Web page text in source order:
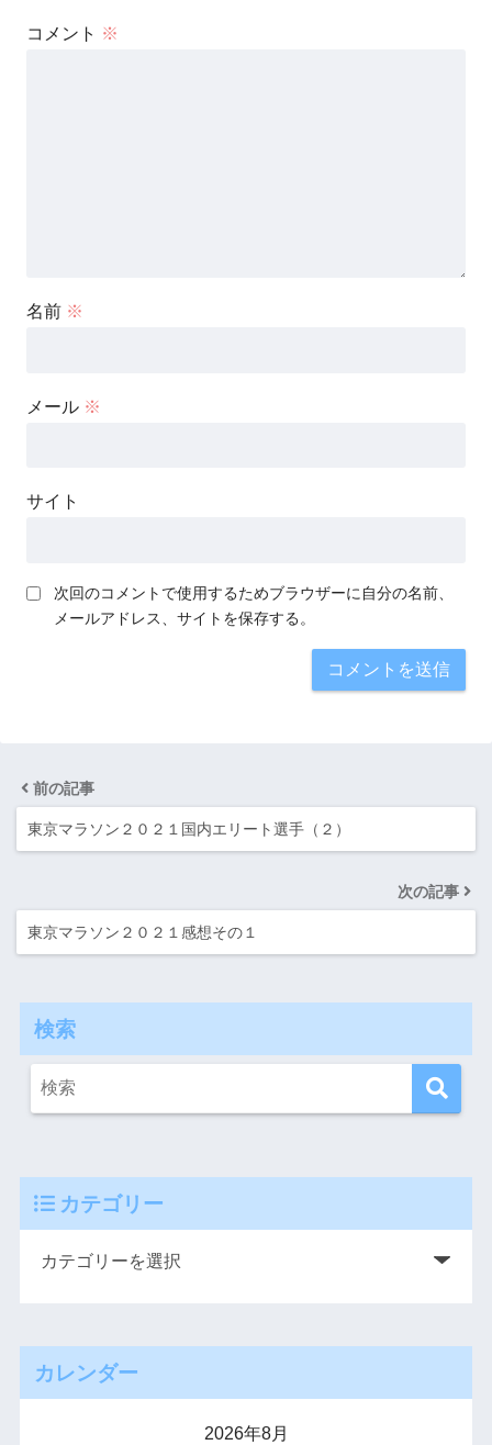
コメント ※
名前 ※
メール ※
サイト
次回のコメントで使用するためブラウザーに自分の名前、
メールアドレス、サイトを保存する。
前の記事
東京マラソン２０２１国内エリート選手（２）
次の記事
東京マラソン２０２１感想その１
検索
カテゴリー
カレンダー
2026年8月